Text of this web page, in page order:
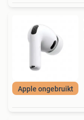
Apple ongebruikt